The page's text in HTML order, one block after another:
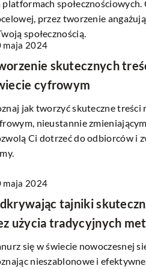
platformach
przez tworzenie
społecznością.
maja 2024
skutecznych
cyfrowym
jak tworzyć skuteczne treści
nieustannie
Ci dotrzeć do odbiorców i
maja 2024
tajniki
użycia tradycyjnych
się w świecie nowoczesnej
nieszablonowe i
jako narzędzie
kreatywności i
mogą
i pobudzić
które wspierają
w miejscu pracy
posiłki.
22 lipca
Dowiedz